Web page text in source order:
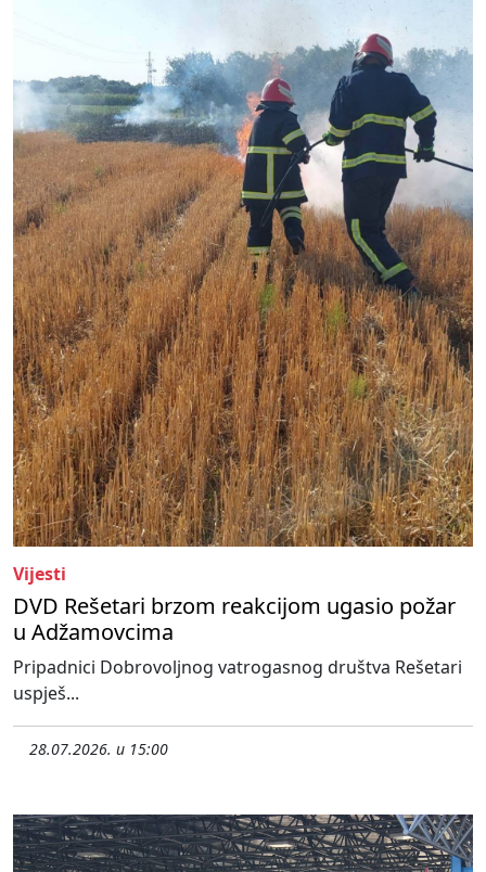
Vijesti
DVD Rešetari brzom reakcijom ugasio požar
u Adžamovcima
Pripadnici Dobrovoljnog vatrogasnog društva Rešetari
uspješ...
28.07.2026. u 15:00